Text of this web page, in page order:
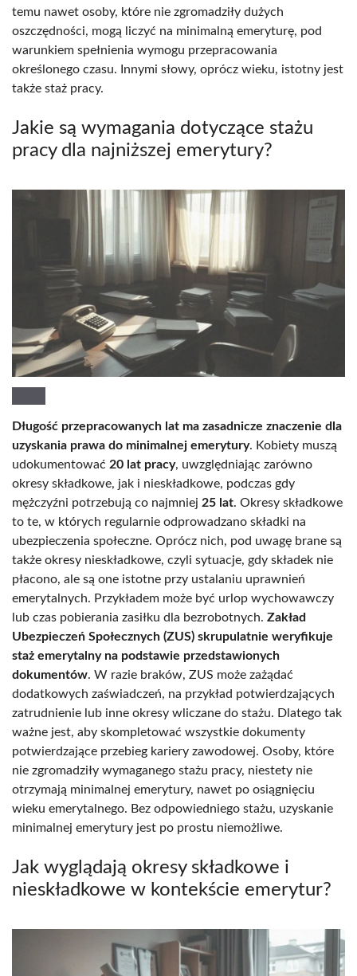
temu nawet osoby, które nie zgromadziły dużych
oszczędności, mogą liczyć na minimalną emeryturę, pod
warunkiem spełnienia wymogu przepracowania
określonego czasu. Innymi słowy, oprócz wieku, istotny jest
także staż pracy.
Jakie są wymagania dotyczące stażu
pracy dla najniższej emerytury?
Długość przepracowanych lat ma zasadnicze znaczenie dla
uzyskania prawa do minimalnej emerytury. Kobiety muszą
udokumentować 20 lat pracy, uwzględniając zarówno
okresy składkowe, jak i nieskładkowe, podczas gdy
mężczyźni potrzebują co najmniej 25 lat. Okresy składkowe
to te, w których regularnie odprowadzano składki na
ubezpieczenia społeczne. Oprócz nich, pod uwagę brane są
także okresy nieskładkowe, czyli sytuacje, gdy składek nie
płacono, ale są one istotne przy ustalaniu uprawnień
emerytalnych. Przykładem może być urlop wychowawczy
lub czas pobierania zasiłku dla bezrobotnych. Zakład
Ubezpieczeń Społecznych (ZUS) skrupulatnie weryfikuje
staż emerytalny na podstawie przedstawionych
dokumentów. W razie braków, ZUS może zażądać
dodatkowych zaświadczeń, na przykład potwierdzających
zatrudnienie lub inne okresy wliczane do stażu. Dlatego tak
ważne jest, aby skompletować wszystkie dokumenty
potwierdzające przebieg kariery zawodowej. Osoby, które
nie zgromadziły wymaganego stażu pracy, niestety nie
otrzymają minimalnej emerytury, nawet po osiągnięciu
wieku emerytalnego. Bez odpowiedniego stażu, uzyskanie
minimalnej emerytury jest po prostu niemożliwe.
Jak wyglądają okresy składkowe i
nieskładkowe w kontekście emerytur?